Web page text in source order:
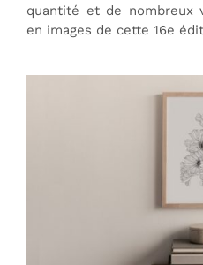
quantité et de nombreux
en images de cette 16e